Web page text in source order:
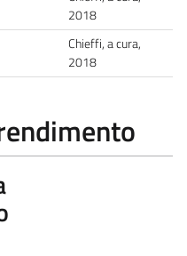
2018
Chieffi, a cura,
2018